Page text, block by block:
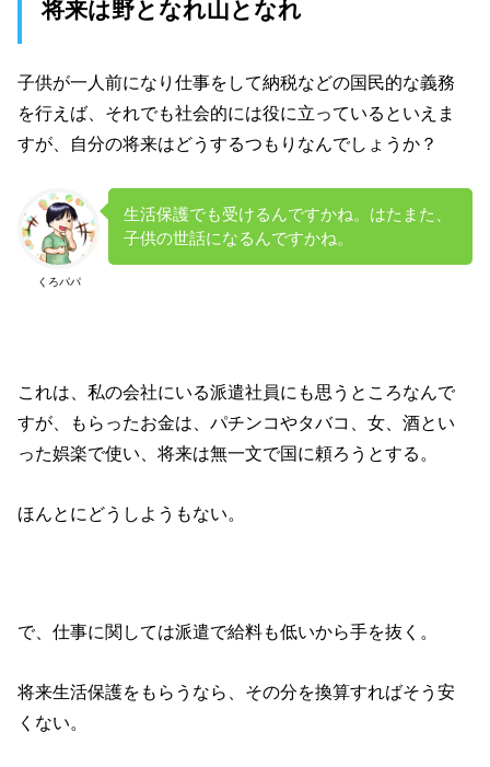
将来は野となれ山となれ
子供が一人前になり仕事をして納税などの国民的な義務
を行えば、それでも社会的には役に立っているといえま
すが、自分の将来はどうするつもりなんでしょうか？
くろパパ
生活保護でも受けるんですかね。はたまた、
子供の世話になるんですかね。
これは、私の会社にいる派遣社員にも思うところなんで
すが、もらったお金は、パチンコやタバコ、女、酒とい
った娯楽で使い、将来は無一文で国に頼ろうとする。
ほんとにどうしようもない。
で、仕事に関しては派遣で給料も低いから手を抜く。
将来生活保護をもらうなら、その分を換算すればそう安
くない。